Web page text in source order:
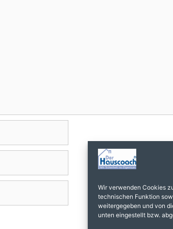
Wir verwenden Cookies
technischen Funktion
weitergegeben und von
unten eingestellt bzw.